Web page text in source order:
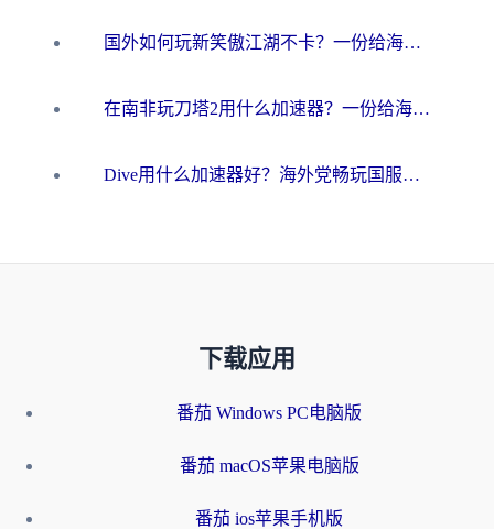
国外如何玩新笑傲江湖不卡？一份给海外游子的终极网络指南
在南非玩刀塔2用什么加速器？一份给海外游子的终极生存指南
Dive用什么加速器好？海外党畅玩国服游戏的终极避坑指南
下载应用
番茄 Windows PC电脑版
番茄 macOS苹果电脑版
番茄 ios苹果手机版